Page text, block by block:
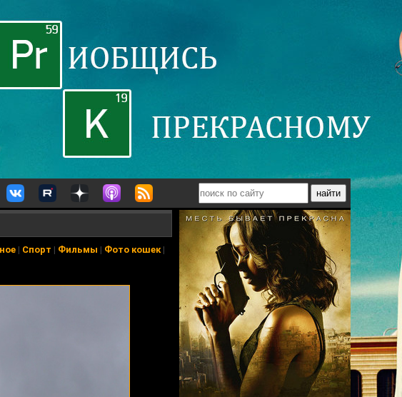
| Спорт | Фильмы | Фото кошек|